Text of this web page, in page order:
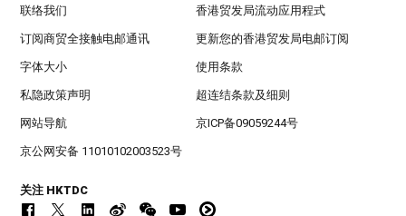
联络我们 香港贸发局流动应用程式
订阅商贸全接触电邮通讯 更新您的香港贸发局电邮订阅
字体大小 使用条款
私隐政策声明 超连结条款及细则
网站导航 京ICP备09059244号
京公网安备 11010102003523号
关注 HKTDC